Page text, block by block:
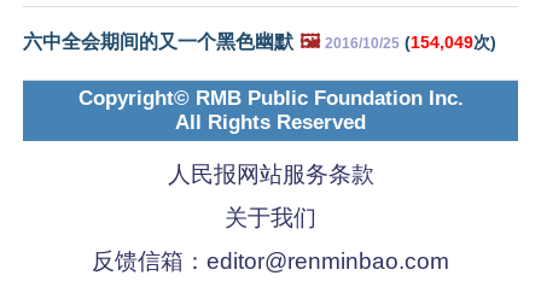
六中全会期间的又一个黑色幽默 🖼️ 2016/10/25 (154,049次)
Copyright© RMB Public Foundation Inc.
All Rights Reserved
人民报网站服务条款
关于我们
反馈信箱： editor@renminbao.com